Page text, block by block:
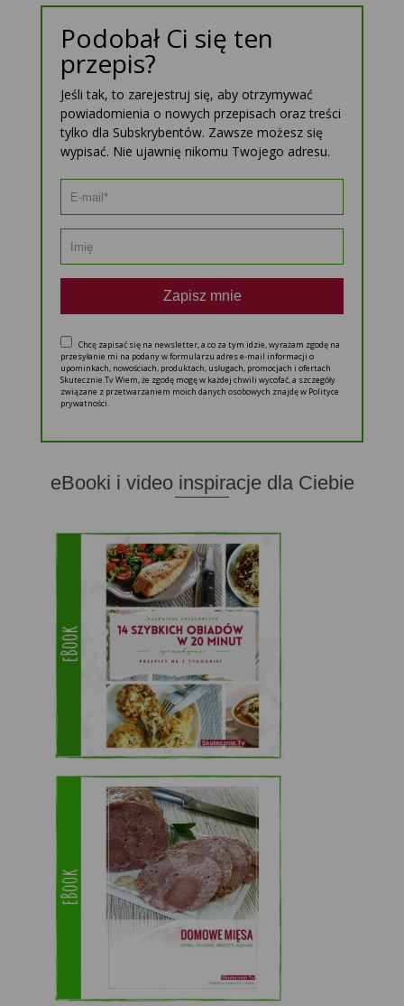
Podobał Ci się ten
przepis?
Jeśli tak, to zarejestruj się, aby otrzymywać
powiadomienia o nowych przepisach oraz treści
tylko dla Subskrybentów. Zawsze możesz się
wypisać. Nie ujawnię nikomu Twojego adresu.
Zapisz mnie
Chcę zapisać się na newsletter, a co za tym idzie, wyrażam zgodę na
przesyłanie mi na podany w formularzu adres e-mail informacji o
upominkach, nowościach, produktach, usługach, promocjach i ofertach
Skutecznie.Tv Wiem, że zgodę mogę w każdej chwili wycofać, a szczegóły
związane z przetwarzaniem moich danych osobowych znajdę w Polityce
prywatności.
eBooki i video inspiracje dla Ciebie